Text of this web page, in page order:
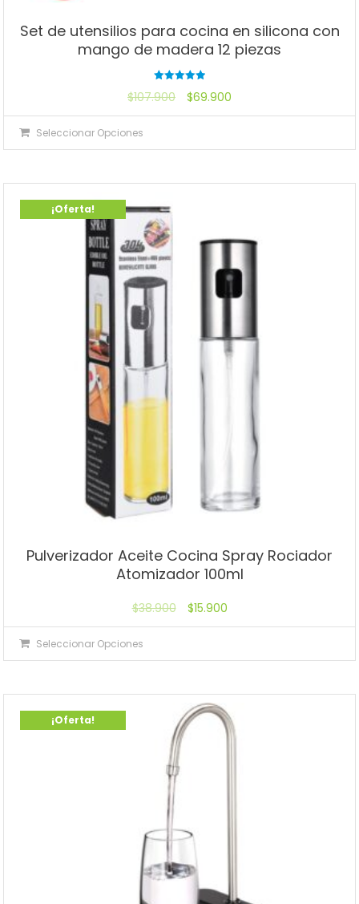
Set de utensilios para cocina en silicona con
mango de madera 12 piezas
con
de 5
$107.900 $69.900
Seleccionar Opciones
¡Oferta!
Pulverizador Aceite Cocina Spray Rociador
Atomizador 100ml
$38.900 $15.900
Seleccionar Opciones
¡Oferta!